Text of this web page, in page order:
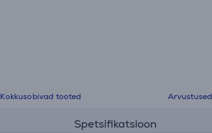
Kokkusobivad tooted Arvustused
Spetsifikatsioon